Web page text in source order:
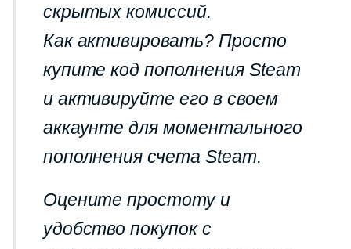
скрытых комиссий.
Как активировать? Просто
купите код пополнения Steam
и активируйте его в своем
аккаунте для моментального
пополнения счета Steam.
Оцените простоту и
удобство покупок с